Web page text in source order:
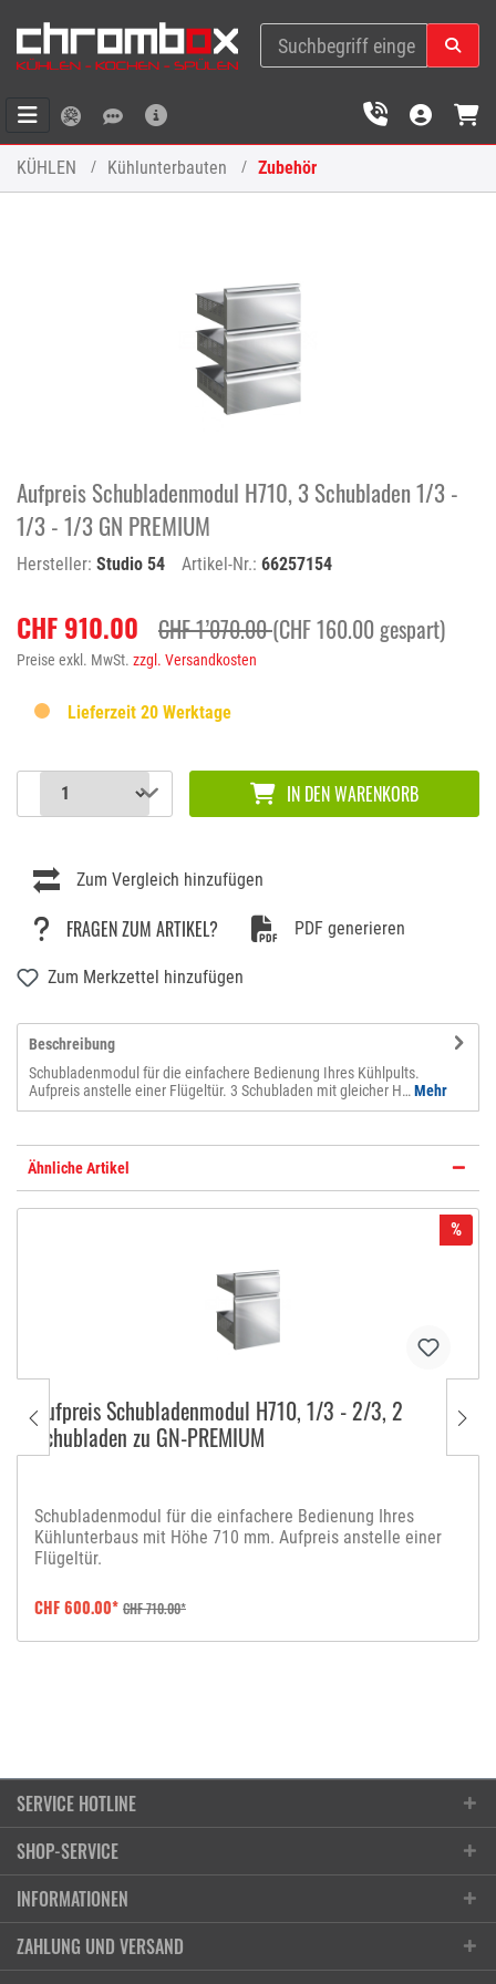
KÜHLEN Kühlunterbauten Zubehör
Aufpreis Schubladenmodul H710, 3 Schubladen 1/3 -
1/3 - 1/3 GN PREMIUM
Hersteller: Studio 54 Artikel-Nr.: 66257154
CHF 910.00 CHF 1’070.00(CHF 160.00 gespart)
Preise exkl. MwSt. zzgl. Versandkosten
Lieferzeit 20 Werktage
IN DEN WARENKORB
Zum Vergleich hinzufügen
FRAGEN ZUM ARTIKEL? PDF generieren
Zum Merkzettel hinzufügen
Beschreibung
Schubladenmodul für die einfachere Bedienung Ihres Kühlpults.
Aufpreis anstelle einer Flügeltür. 3 Schubladen mit gleicher H… Mehr
Ähnliche Artikel
%
Aufpreis Schubladenmodul H710, 1/3 - 2/3, 2
Schubladen zu GN-PREMIUM
Schubladenmodul für die einfachere Bedienung Ihres
Kühlunterbaus mit Höhe 710 mm. Aufpreis anstelle einer
Flügeltür.
CHF 600.00* CHF 710.00*
SERVICE HOTLINE
T101 AG | chrombox
Ruessenstrasse 11, 6340 Baar / ZG
SHOP-SERVICE
Kontakt
Anfrageformular
Reparaturauftrag
INFORMATIONEN
Öffnungszeiten
ZAHLUNG UND VERSAND